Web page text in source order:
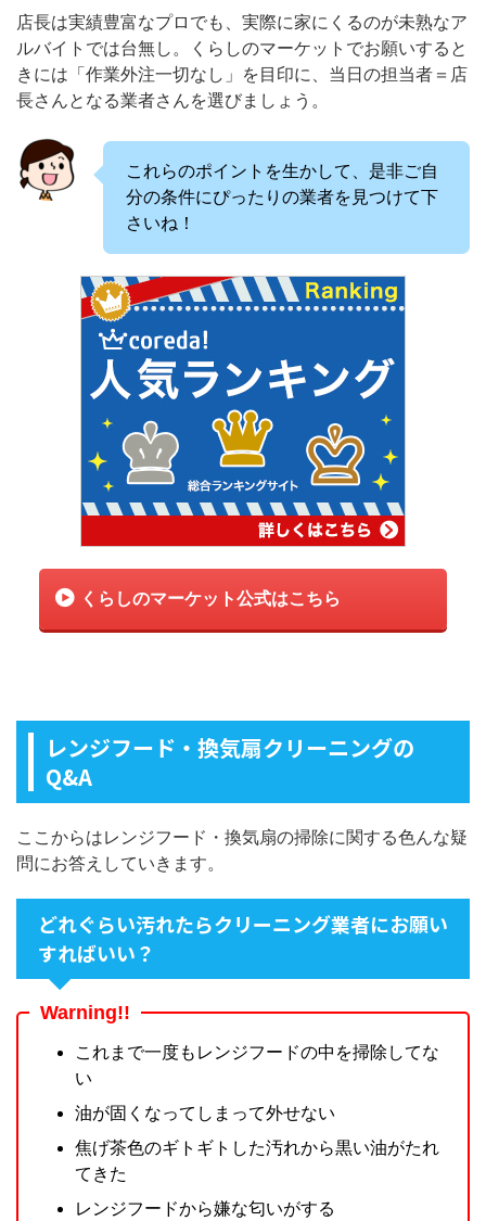
店長は実績豊富なプロでも、実際に家にくるのが未熟なア
ルバイトでは台無し。くらしのマーケットでお願いすると
きには「作業外注一切なし」を目印に、当日の担当者＝店
長さんとなる業者さんを選びましょう。
これらのポイントを生かして、是非ご自
分の条件にぴったりの業者を見つけて下
さいね！
くらしのマーケット公式はこちら
レンジフード・換気扇クリーニングの
Q&A
ここからはレンジフード・換気扇の掃除に関する色んな疑
問にお答えしていきます。
どれぐらい汚れたらクリーニング業者にお願い
すればいい？
Warning!!
これまで一度もレンジフードの中を掃除してな
い
油が固くなってしまって外せない
焦げ茶色のギトギトした汚れから黒い油がたれ
てきた
レンジフードから嫌な匂いがする